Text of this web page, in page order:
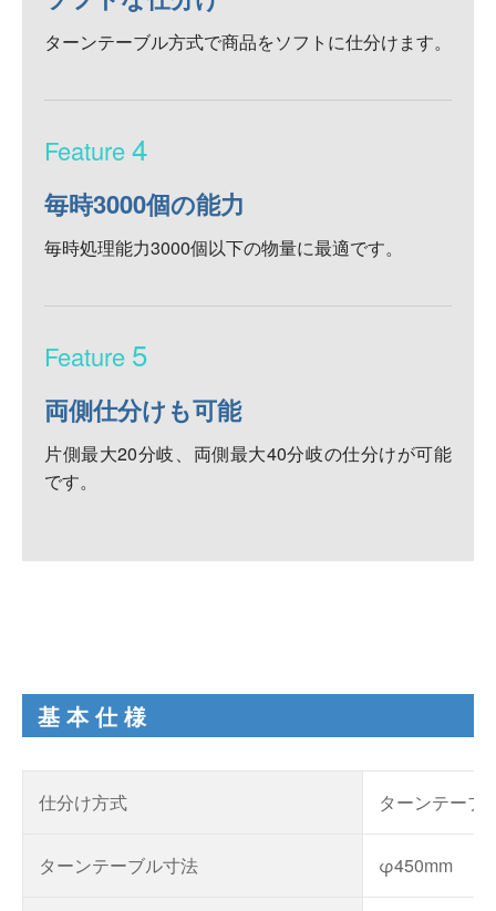
ターンテーブル方式で商品をソフトに仕分けます。
4
毎時3000個の能力
毎時処理能力3000個以下の物量に最適です。
5
両側仕分けも可能
片側最大20分岐、両側最大40分岐の仕分けが可能
です。
基本仕様
仕分け方式 ターンテーブ
ターンテーブル寸法 φ450mm